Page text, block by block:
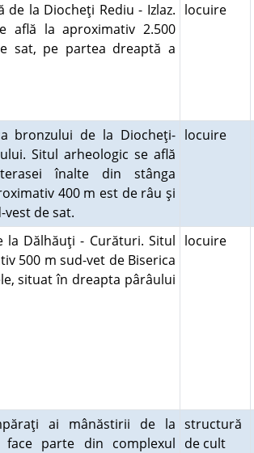
de la Diocheţi Rediu - Izlaz.
află la aproximativ 2.500
sat, pe partea dreaptă a
locuire
bronzului de la Diocheţi-
Situl arheologic se află
înalte din stânga
400 m est de râu şi
de sat.
locuire
la Dălhăuţi - Curături. Situl
500 m sud-vet de Biserica
situat în dreapta pârâului
locuire
ai mânăstirii de la
face parte din complexul
structură
de cult